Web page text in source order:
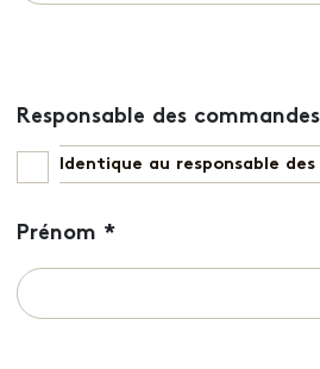
Responsable des commandes
Identique au responsable
Prénom *